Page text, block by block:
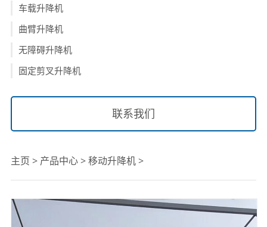
车载升降机
曲臂升降机
无障碍升降机
固定剪叉升降机
联系我们
主页 > 产品中心>移动升降机>